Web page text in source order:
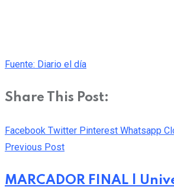
Fuente: Diario el día
Share This Post:
Facebook Twitter Pinterest Whatsapp
Previous Post
MARCADOR FINAL |